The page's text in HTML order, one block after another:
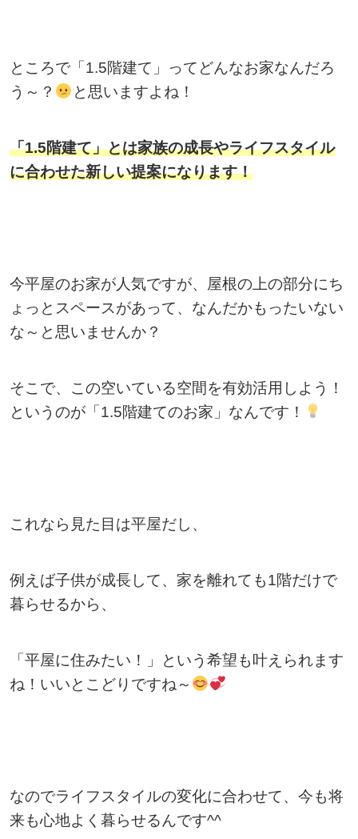
ところで「1.5階建て」ってどんなお家なんだろ
う～？
と思いますよね！
「1.5階建て」とは家族の成長やライフスタイル
に合わせた新しい提案になります！
今平屋のお家が人気ですが、屋根の上の部分にち
ょっとスペースがあって、なんだかもったいない
な～と思いませんか？
そこで、この空いている空間を有効活用しよう！
というのが「1.5階建てのお家」なんです！
これなら見た目は平屋だし、
例えば子供が成長して、家を離れても1階だけで
暮らせるから、
「平屋に住みたい！」という希望も叶えられます
ね！いいとこどりですね～
なのでライフスタイルの変化に合わせて、今も将
来も心地よく暮らせるんです^^